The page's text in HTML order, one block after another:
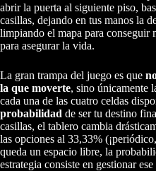
abrir la puerta al siguiente piso,
casillas, dejando en tus manos la
limpiando el mapa para conseguir
para asegurar la vida.
La gran trampa del juego es que
la que moverte, sino únicamente
cada una de las cuatro celdas
probabilidad de ser tu destino
casillas, el tablero cambia
las opciones al 33,33%
queda un espacio libre, la
estrategia consiste en gestionar